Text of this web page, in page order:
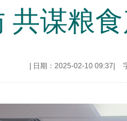
共谋粮
日期：2025-02-10 09:37